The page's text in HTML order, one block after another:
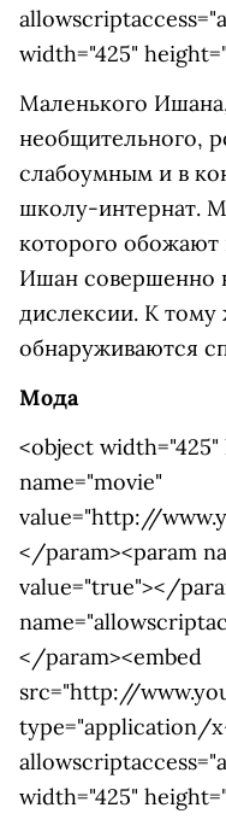
width="425"
Маленького
необщительного,
слабоумным и в
школу-интернат.
которого обожают
Ишан совершенно
дислексии. К
обнаруживаются
Мода
<object
name="movie"
value="http://
</param><param
value="true"></
</param><embed
src="http://
type="application/
width="425"